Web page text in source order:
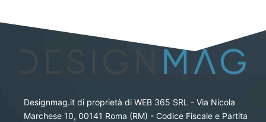
Designmag.it di proprietà di WEB 365 SRL - Via Nicola
Marchese 10, 00141 Roma (RM) - Codice Fiscale e Partita